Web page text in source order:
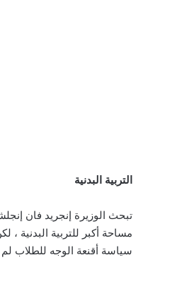
التربية البدنية
تبحث الوزيرة إنجريد فان
مساحة أكبر للتربية البدنية
سياسة أقنعة الوجه للطلاب لم